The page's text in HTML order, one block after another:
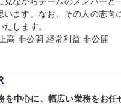
います。なお、その人の志向
します。
高 非公開 経常利益 非公開
を中心に、幅広い業務をお任